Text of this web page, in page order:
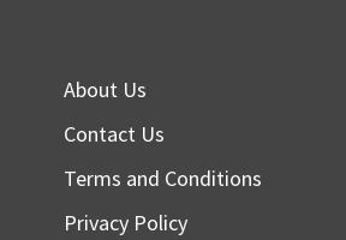
About Us
Contact Us
Terms and Conditions
Privacy Policy